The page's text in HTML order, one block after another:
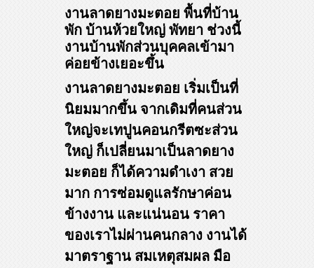
งานลาดยางมะตอย พื้นที่บ้าน
พัก บ้านห้วยใหญ่ พัทยา ช่วงนี้
งานบ้านพักส่วนบุคคลเข้ามา
ค่อยข้างเยอะขึ้น
งานลาดยางมะตอย เริ่มเป็นที่
นิยมมากขึ้น จากเดิมที่คนส่วน
ใหญ่จะเทปูนคอนกรีตซะส่วน
ใหญ่ ก็เปลี่ยนมาเป็นลาดยาง
มะตอย ก็ได้ความดำเงา สวย
มาก การซ่อมดูแลรักษาค่อน
ข้างงาน และแน่นอน ราคา
ของเราไม่ผ่านคนกลาง งานได้
มาตราฐาน สมเหตุสมผล มือ